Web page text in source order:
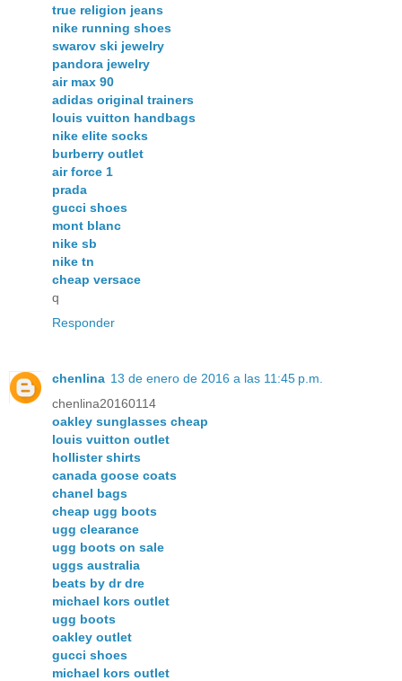
true religion jeans
nike running shoes
swarov ski jewelry
pandora jewelry
air max 90
adidas original trainers
louis vuitton handbags
nike elite socks
burberry outlet
air force 1
prada
gucci shoes
mont blanc
nike sb
nike tn
cheap versace
q
Responder
chenlina 13 de enero de 2016 a las 11:45 p.m.
chenlina20160114
oakley sunglasses cheap
louis vuitton outlet
hollister shirts
canada goose coats
chanel bags
cheap ugg boots
ugg clearance
ugg boots on sale
uggs australia
beats by dr dre
michael kors outlet
ugg boots
oakley outlet
gucci shoes
michael kors outlet